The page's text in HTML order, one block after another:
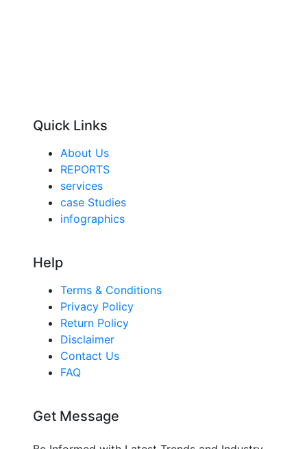
Quick Links
About Us
REPORTS
services
case Studies
infographics
Help
Terms & Conditions
Privacy Policy
Return Policy
Disclaimer
Contact Us
FAQ
Get Message